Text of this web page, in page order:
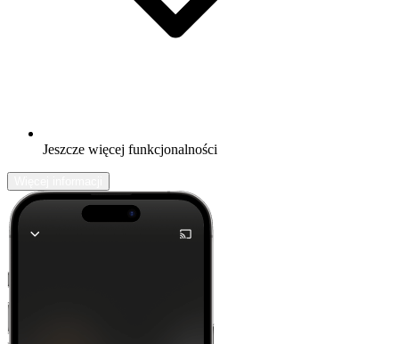
Jeszcze więcej funkcjonalności